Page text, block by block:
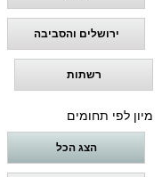
ירושלים והסביבה
רשתות
מיון לפי תחומים
הצג הכל